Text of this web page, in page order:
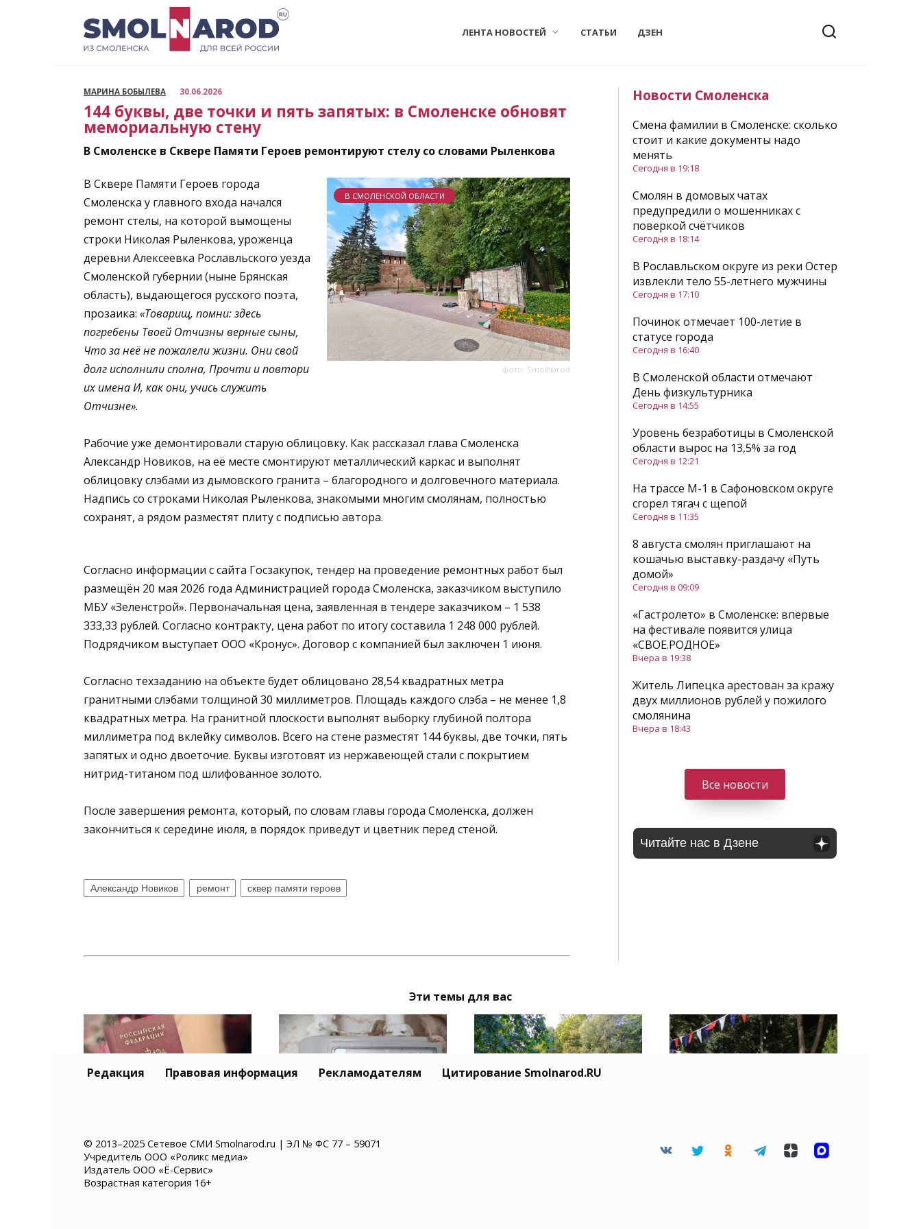
ЛЕНТА НОВОСТЕЙ СТАТЬИ ДЗЕН
МАРИНА БОБЫЛЕВА 30.06.2026
144 буквы, две точки и пять запятых: в Смоленске обновят
мемориальную стену
В Смоленске в Сквере Памяти Героев ремонтируют стелу со словами Рыленкова
фото: SmolNarod
В СМОЛЕНСКОЙ ОБЛАСТИ
В Сквере Памяти Героев города
Смоленска у главного входа начался
ремонт стелы, на которой вымощены
строки Николая Рыленкова, уроженца
деревни Алексеевка Рославльского уезда
Смоленской губернии (ныне Брянская
область), выдающегося русского поэта,
прозаика: «Товарищ, помни: здесь
погребены Твоей Отчизны верные сыны,
Что за неё не пожалели жизни. Они свой
долг исполнили сполна, Прочти и повтори
их именаИ, как они, учись служить
Отчизне».
Рабочие уже демонтировали старую облицовку. Как рассказал глава Смоленска
Александр Новиков, на её месте смонтируют металлический каркас и выполнят
облицовку слэбами из дымовского гранита – благородного и долговечного материала.
Надпись со строками Николая Рыленкова, знакомыми многим смолянам, полностью
сохранят, а рядом разместят плиту с подписью автора.
Согласно информации с сайта Госзакупок, тендер на проведение ремонтных работ был
размещён 20 мая 2026 года Администрацией города Смоленска, заказчиком выступило
МБУ «Зеленстрой». Первоначальная цена, заявленная в тендере заказчиком – 1 538
333,33 рублей. Согласно контракту, цена работ по итогу составила 1 248 000 рублей.
Подрядчиком выступает ООО «Кронус». Договор с компанией был заключен 1 июня.
Согласно техзаданию на объекте будет облицовано 28,54 квадратных метра
гранитными слэбами толщиной 30 миллиметров. Площадь каждого слэба – не менее 1,8
квадратных метра. На гранитной плоскости выполнят выборку глубиной полтора
миллиметра под вклейку символов. Всего на стене разместят 144 буквы, две точки, пять
запятых и одно двоеточие. Буквы изготовят из нержавеющей стали с покрытием
нитрид-титаном под шлифованное золото.
После завершения ремонта, который, по словам главы города Смоленска, должен
закончиться к середине июля, в порядок приведут и цветник перед стеной.
Александр Новиков ремонт сквер памяти героев
Новости Смоленска
Смена фамилии в Смоленске: сколько
стоит и какие документы надо
менять
Сегодня в 19:18
Смолян в домовых чатах
предупредили о мошенниках с
поверкой счётчиков
Сегодня в 18:14
В Рославльском округе из реки Остер
извлекли тело 55-летнего мужчины
Сегодня в 17:10
Починок отмечает 100-летие в
статусе города
Сегодня в 16:40
В Смоленской области отмечают
День физкультурника
Сегодня в 14:55
Уровень безработицы в Смоленской
области вырос на 13,5% за год
Сегодня в 12:21
На трассе М-1 в Сафоновском округе
сгорел тягач с щепой
Сегодня в 11:35
8 августа смолян приглашают на
кошачью выставку-раздачу «Путь
домой»
Сегодня в 09:09
«Гастролето» в Смоленске: впервые
на фестивале появится улица
«СВОЕ.РОДНОЕ»
Вчера в 19:38
Житель Липецка арестован за кражу
двух миллионов рублей у пожилого
смолянина
Вчера в 18:43
Все новости
Читайте нас в Дзене
Эти темы для вас
Смена фамилии в
Смоленске: сколько
стоит и какие документы
надо менять
Смолян в домовых чатах
Починок отмечает 100-
летие в статусе города
Редакция Правовая информация Рекламодателям Цитирование Smolnarod.RU
© 2013–2025 Сетевое СМИ Smolnarod.ru | ЭЛ № ФС 77 – 59071
Учредитель ООО «Роликс медиа»
Издатель ООО «Ё-Сервис»
Возрастная категория 16+